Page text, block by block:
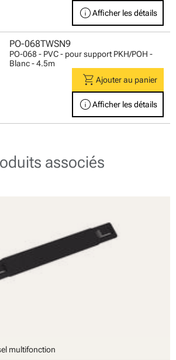
infoAfficher les détails
PO-068TWSN9
PO-068 - PVC - pour support PKH/POH -
Blanc - 4.5m
shopping_cart Ajouter au panier
infoAfficher les détails
associés
multifonction